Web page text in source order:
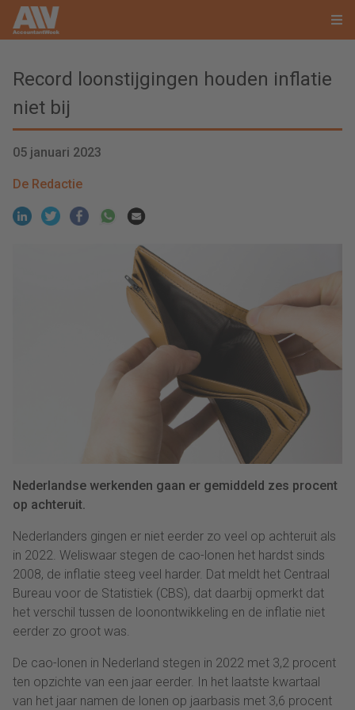
Record loonstijgingen houden inflatie
niet bij
05 januari 2023
De Redactie
Nederlandse werkenden gaan er gemiddeld zes procent
op achteruit.
Nederlanders gingen er niet eerder zo veel op achteruit als
in 2022. Weliswaar stegen de cao-lonen het hardst sinds
2008, de inflatie steeg veel harder. Dat meldt het Centraal
Bureau voor de Statistiek (CBS), dat daarbij opmerkt dat
het verschil tussen de loonontwikkeling en de inflatie niet
eerder zo groot was.
De cao-lonen in Nederland stegen in 2022 met 3,2 procent
ten opzichte van een jaar eerder. In het laatste kwartaal
van het jaar namen de lonen op jaarbasis met 3,6 procent